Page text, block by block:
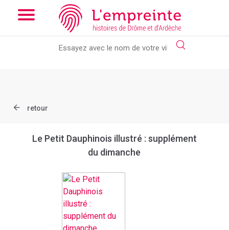
Array ( [slug] => document [ref] => bpt6k952672m )
new slick-theme.css if you want the default styling
retour
Le Petit Dauphinois illustré : supplément
du dimanche